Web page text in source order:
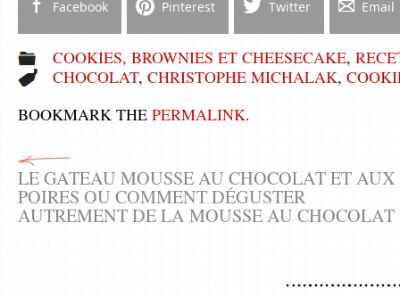
Facebook Pinterest Twitter Email
COOKIES, BROWNIES ET CHEESECAKE,
CHOCOLAT, CHRISTOPHE MICHALAK,
BOOKMARK THE PERMALINK.
LE GATEAU MOUSSE AU CHOCOLAT ET AUX
POIRES OU COMMENT DÉGUSTER
AUTREMENT DE LA MOUSSE AU CHOCOLAT